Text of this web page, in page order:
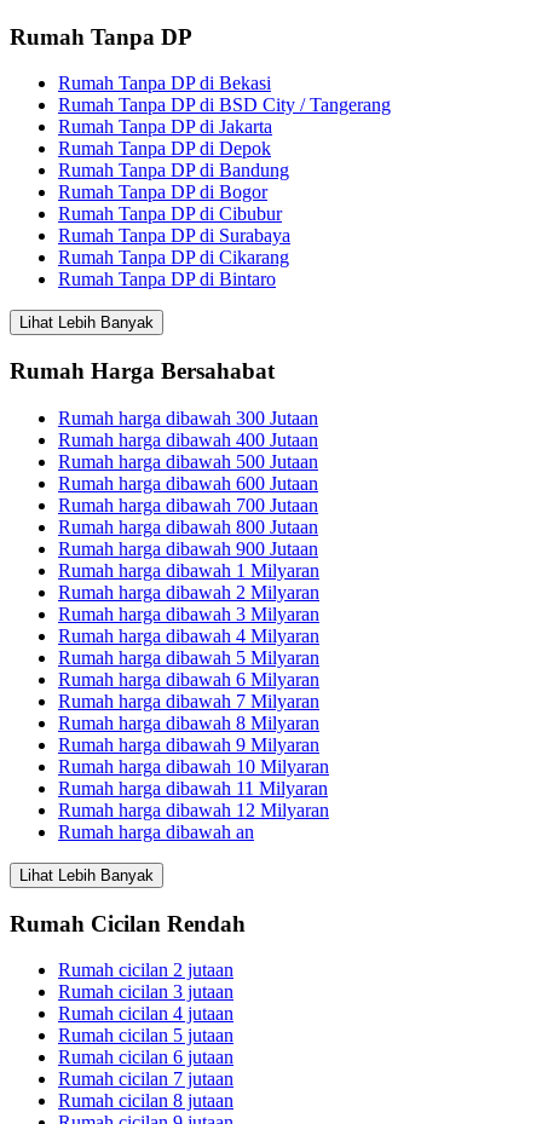
Rumah Tanpa DP
Rumah Tanpa DP di Bekasi
Rumah Tanpa DP di BSD City / Tangerang
Rumah Tanpa DP di Jakarta
Rumah Tanpa DP di Depok
Rumah Tanpa DP di Bandung
Rumah Tanpa DP di Bogor
Rumah Tanpa DP di Cibubur
Rumah Tanpa DP di Surabaya
Rumah Tanpa DP di Cikarang
Rumah Tanpa DP di Bintaro
Lihat Lebih Banyak
Rumah Harga Bersahabat
Rumah harga dibawah 300 Jutaan
Rumah harga dibawah 400 Jutaan
Rumah harga dibawah 500 Jutaan
Rumah harga dibawah 600 Jutaan
Rumah harga dibawah 700 Jutaan
Rumah harga dibawah 800 Jutaan
Rumah harga dibawah 900 Jutaan
Rumah harga dibawah 1 Milyaran
Rumah harga dibawah 2 Milyaran
Rumah harga dibawah 3 Milyaran
Rumah harga dibawah 4 Milyaran
Rumah harga dibawah 5 Milyaran
Rumah harga dibawah 6 Milyaran
Rumah harga dibawah 7 Milyaran
Rumah harga dibawah 8 Milyaran
Rumah harga dibawah 9 Milyaran
Rumah harga dibawah 10 Milyaran
Rumah harga dibawah 11 Milyaran
Rumah harga dibawah 12 Milyaran
Rumah harga dibawah an
Lihat Lebih Banyak
Rumah Cicilan Rendah
Rumah cicilan 2 jutaan
Rumah cicilan 3 jutaan
Rumah cicilan 4 jutaan
Rumah cicilan 5 jutaan
Rumah cicilan 6 jutaan
Rumah cicilan 7 jutaan
Rumah cicilan 8 jutaan